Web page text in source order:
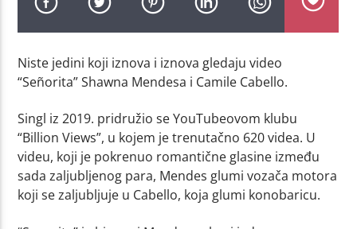
Niste jedini koji iznova i iznova gledaju video
“Señorita” Shawna Mendesa i Camile Cabello.
Singl iz 2019. pridružio se YouTubeovom klubu
“Billion Views”, u kojem je trenutačno 620 videa. U
videu, koji je pokrenuo romantične glasine između
sada zaljubljenog para, Mendes glumi vozača motora
koji se zaljubljuje u Cabello, koja glumi konobaricu.